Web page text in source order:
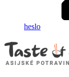
heslo